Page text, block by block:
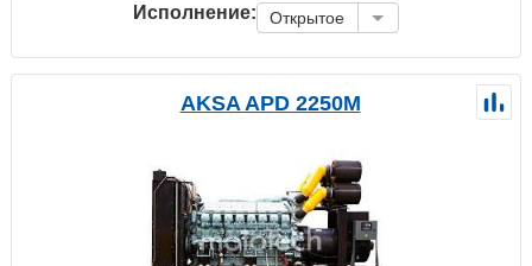
Исполнение: Открытое
AKSA APD 2250M